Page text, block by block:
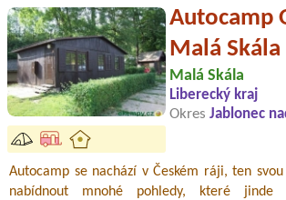
Autocamp
Malá Skála
Malá Skála
Liberecký kraj
Okres Jablonec
Autocamp se nachází v Českém ráji, ten
nabídnout mnohé pohledy, které jinde